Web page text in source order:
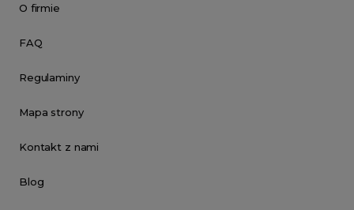
O firmie
FAQ
Regulaminy
Mapa strony
Kontakt z nami
Blog